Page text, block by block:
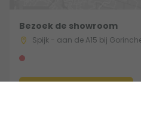
Bezoek de showroom
Spijk - aan de A15 bij